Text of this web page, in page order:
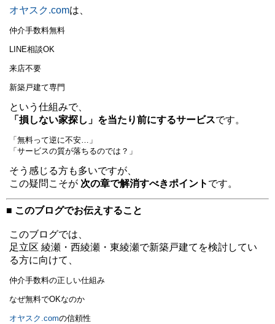
オヤスク.comは、
仲介手数料無料
LINE相談OK
来店不要
新築戸建て専門
という仕組みで、
「損しない家探し」を当たり前にするサービスです。
「無料って逆に不安…」
「サービスの質が落ちるのでは？」
そう感じる方も多いですが、
この疑問こそが 次の章で解消すべきポイント です。
■ このブログでお伝えすること
このブログでは、
足立区 綾瀬・西綾瀬・東綾瀬で新築戸建てを検討してい
る方に向けて、
仲介手数料の正しい仕組み
なぜ無料でOKなのか
オヤスク.comの信頼性